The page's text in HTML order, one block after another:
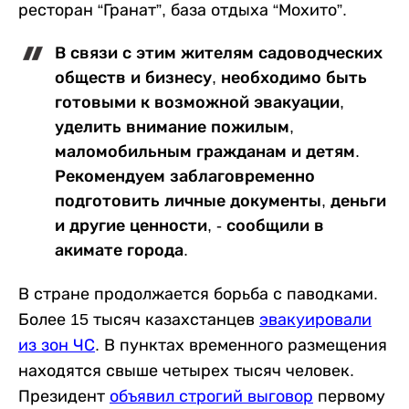
ресторан “Гранат”, база отдыха “Мохито”.
В связи с этим жителям садоводческих
обществ и бизнесу, необходимо быть
готовыми к возможной эвакуации,
уделить внимание пожилым,
маломобильным гражданам и детям.
Рекомендуем заблаговременно
подготовить личные документы, деньги
и другие ценности, - сообщили в
акимате города.
В стране продолжается борьба с паводками.
Более 15 тысяч казахстанцев эвакуировали
из зон ЧС. В пунктах временного размещения
находятся свыше четырех тысяч человек.
Президент объявил строгий выговор первому